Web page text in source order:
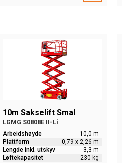
10m Sakselift Smal
LGMG S0808E II-Li
Arbeidshøyde
10,0 m
Plattform
0,79 x 2,26 m
Lengde inkl. utskyv
3,3 m
Løftekapasitet
230 kg